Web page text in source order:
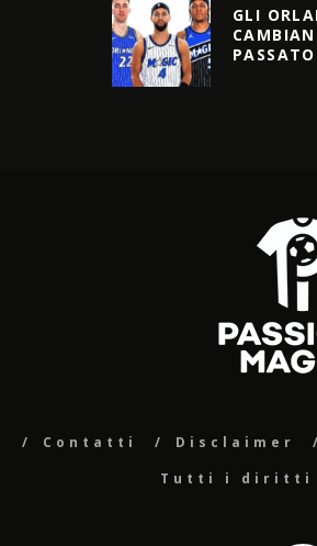
GLI
Contatti Disclaimer
Tutti i diritti